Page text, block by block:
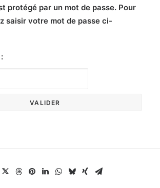
protégé par un mot de passe. Pour
saisir votre mot de passe ci-